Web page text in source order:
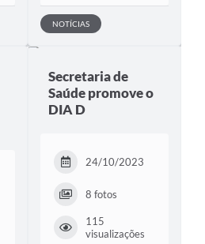
NOTÍCIAS
Secretaria de
Saúde promove o
DIA D
24/10/2023
8 fotos
115
visualizações